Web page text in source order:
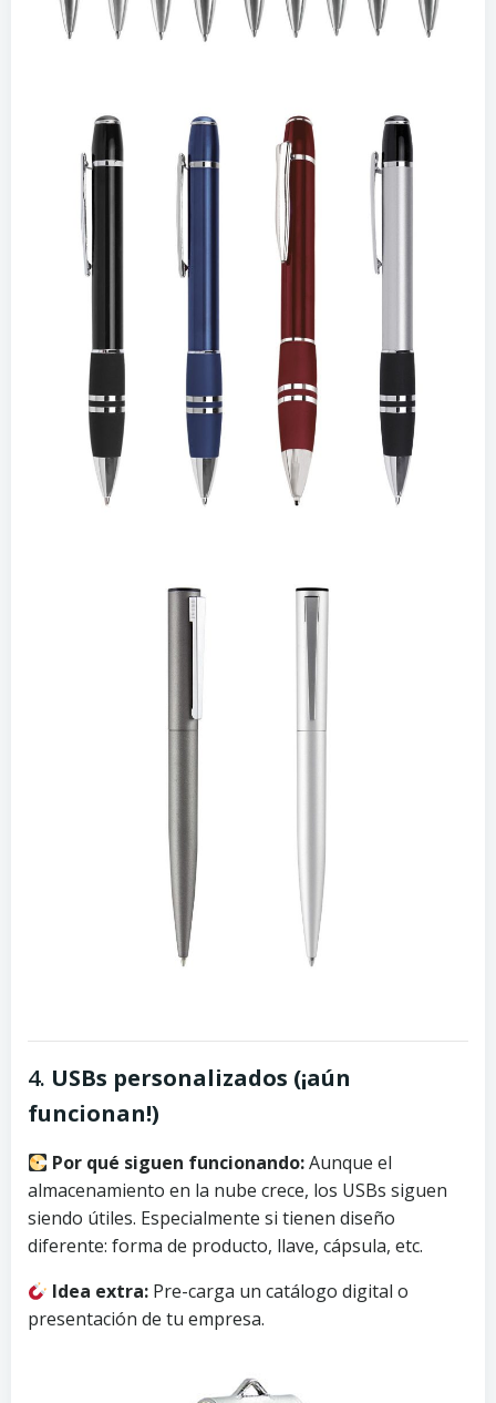
4. USBs personalizados (¡aún
funcionan!)
Por qué siguen funcionando:Aunque el
almacenamiento en la nube crece, los USBs siguen
siendo útiles. Especialmente si tienen diseño
diferente: forma de producto, llave, cápsula, etc.
Idea extra: Pre-carga un catálogo digital o
presentación de tu empresa.